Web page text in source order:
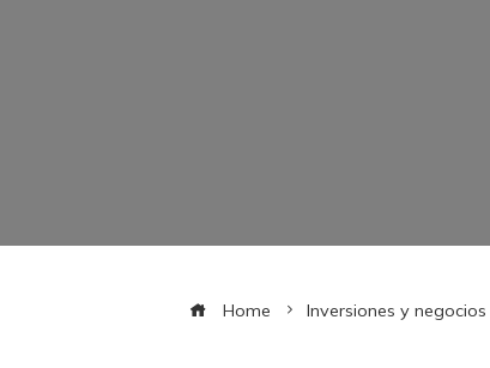
Home Inversiones y negocios